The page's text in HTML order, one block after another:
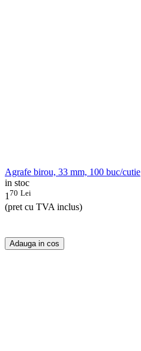
Agrafe birou, 33 mm, 100 buc/cutie
in stoc
1 70 Lei
(pret cu TVA inclus)
Adauga in cos